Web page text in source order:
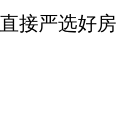
直接严选好房